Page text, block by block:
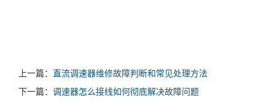
上一篇： 直流调速器维修故障判断和常见处理方法
下一篇： 调速器怎么接线如何彻底解决故障问题